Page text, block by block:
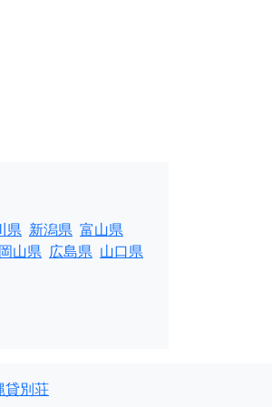
県 新潟県 富山県
岡山県 広島県 山口県
貸別荘